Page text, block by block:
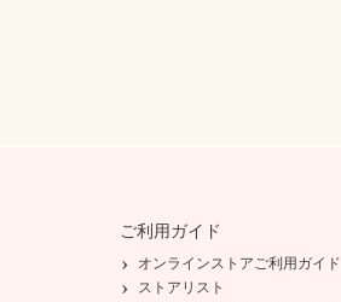
ご利用ガイド
オンラインストアご利用ガイド
ストアリスト